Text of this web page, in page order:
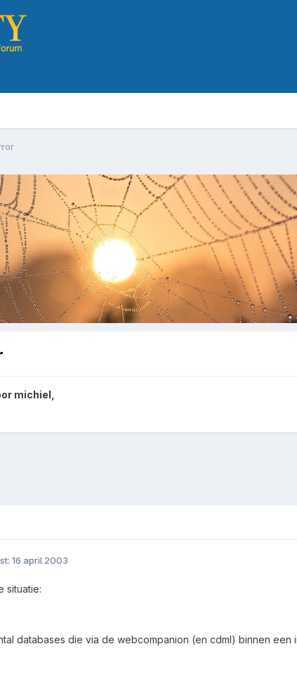
michiel
16 april 2003
situatie:
databases die via de webcompanion (en cdml) binnen een